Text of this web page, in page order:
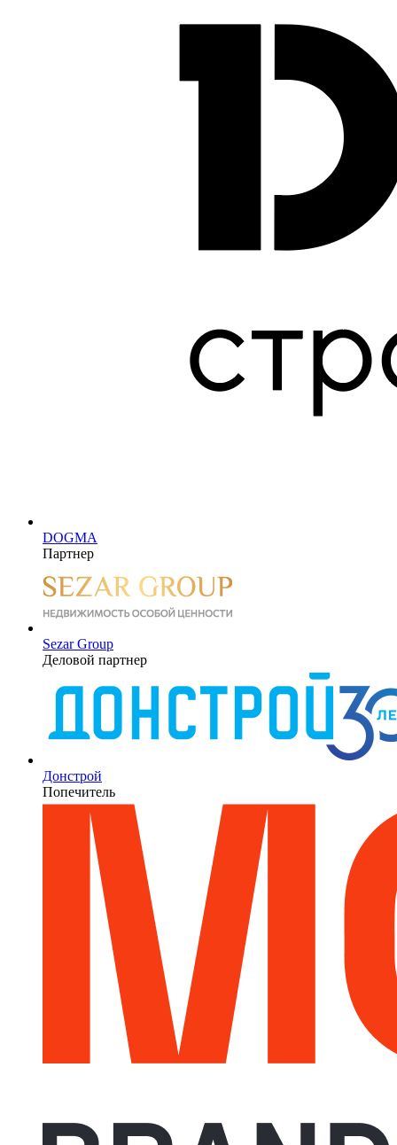
DOGMA
Партнер
Sezar Group
Деловой партнер
Донстрой
Попечитель